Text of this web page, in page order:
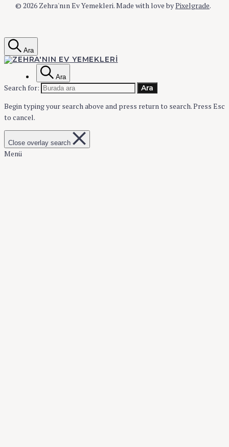
© 2026 Zehra'nın Ev Yemekleri.Made with love byPixelgrade.
Ara
Zehra'nın Ev
Yemekleri
ZEHRA'NIN EV YEMEKLERI
Ara
Search for: Ara
Begin typing your search above and press return to search.Press Esc
to cancel.
Close overlay search
Menü